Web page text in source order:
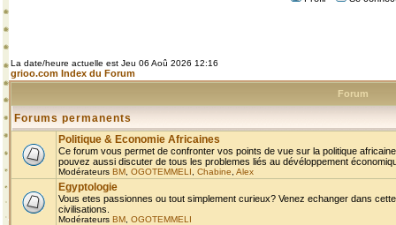
La date/heure actuelle est Jeu 06 Aoû 2026 12:16
grioo.com Index du Forum
Forum
Forums permanents
Politique & Economie Africaines
Ce forum vous permet de confronter vos points de vue sur la politique
pouvez aussi discuter de tous les problemes liés au dévéloppement
Modérateurs BM OGOTEMMELI Chabine Alex
Egyptologie
Vous etes passionnes ou tout simplement curieux? Venez echanger dans
civilisations.
Modérateurs BM OGOTEMMELI